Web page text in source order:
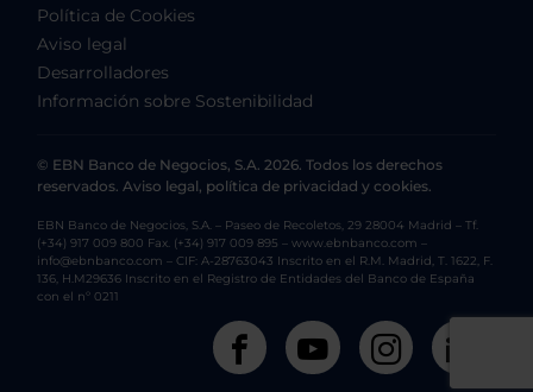
Política de Cookies
Aviso legal
Desarrolladores
Información sobre Sostenibilidad
© EBN Banco de Negocios, S.A. 2026. Todos los derechos
reservados. Aviso legal, política de privacidad y cookies.
EBN Banco de Negocios, S.A. – Paseo de Recoletos, 29 28004 Madrid – Tf.
(+34) 917 009 800 Fax. (+34) 917 009 895 – www.ebnbanco.com –
info@ebnbanco.com – CIF: A-28763043 Inscrito en el R.M. Madrid, T. 1622, F.
136, H.M29636 Inscrito en el Registro de Entidades del Banco de España
con el nº 0211